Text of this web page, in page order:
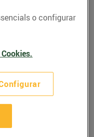
o configurar